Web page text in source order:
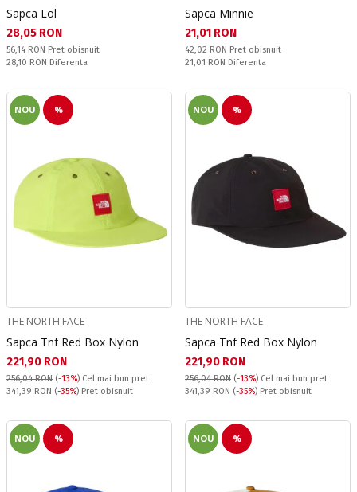
Sapca Lol
Текуща цена:
28,05 RON
Pret obisnuit:
56,14 RON Pret obisnuit
Спестявате:
28,10 RON Diferenta
Sapca Minnie
Текуща цена:
21,01 RON
Pret obisnuit:
42,02 RON Pret obisnuit
Спестявате:
21,01 RON Diferenta
NOU %
THE NORTH FACE
Sapca Tnf Red Box Nylon
Текуща цена:
221,90 RON
256,04 RON (-13%) Cel mai bun pret
Pret obisnuit:
341,39 RON (-35%) Pret obisnuit
NOU %
THE NORTH FACE
Sapca Tnf Red Box Nylon
Текуща цена:
221,90 RON
256,04 RON (-13%) Cel mai bun pret
Pret obisnuit:
341,39 RON (-35%) Pret obisnuit
NOU % NOU %